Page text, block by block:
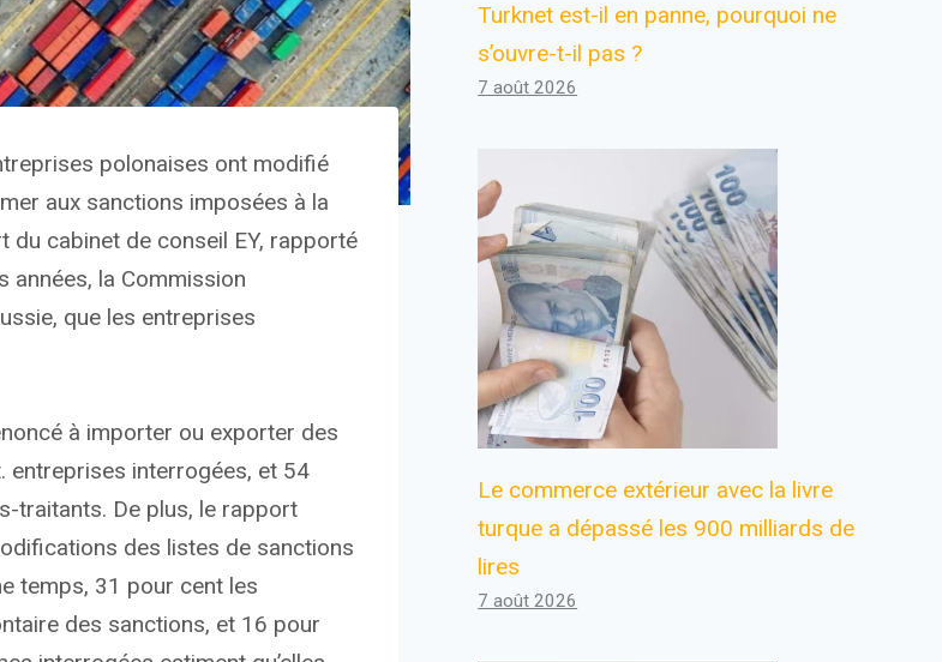
polonaises ont modifié
aux sanctions imposées à la
du cabinet de conseil EY, rapporté
années, la Commission
que les entreprises
à importer ou exporter des
entreprises interrogées, et 54
traitants. De plus, le rapport
des listes de sanctions
temps, 31 pour cent les
des sanctions, et 16 pour
Turknet est-il en panne, pourquoi ne
s’ouvre-t-il pas ?
7 août 2026
Le commerce extérieur avec la livre
turque a dépassé les 900 milliards de
lires
7 août 2026